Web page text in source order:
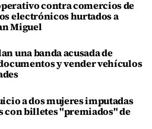
contra comercios de
electrónicos hurtados a
Miguel
una banda acusada de
y vender vehículos
a dos mujeres imputadas
con billetes "premiados" de